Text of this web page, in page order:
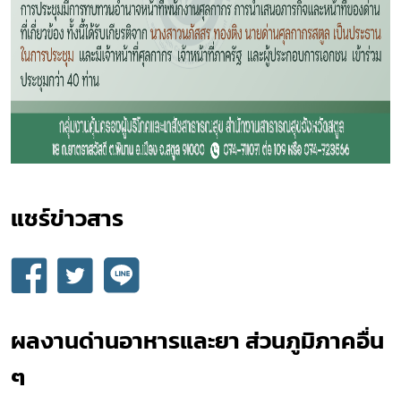
แชร์ข่าวสาร​
ผลงานด่านอาหารและยา ส่วนภูมิภาคอื่น
ๆ
Subscribe
เลือกหัวข้อที่ท่านต้องการ Subscribe